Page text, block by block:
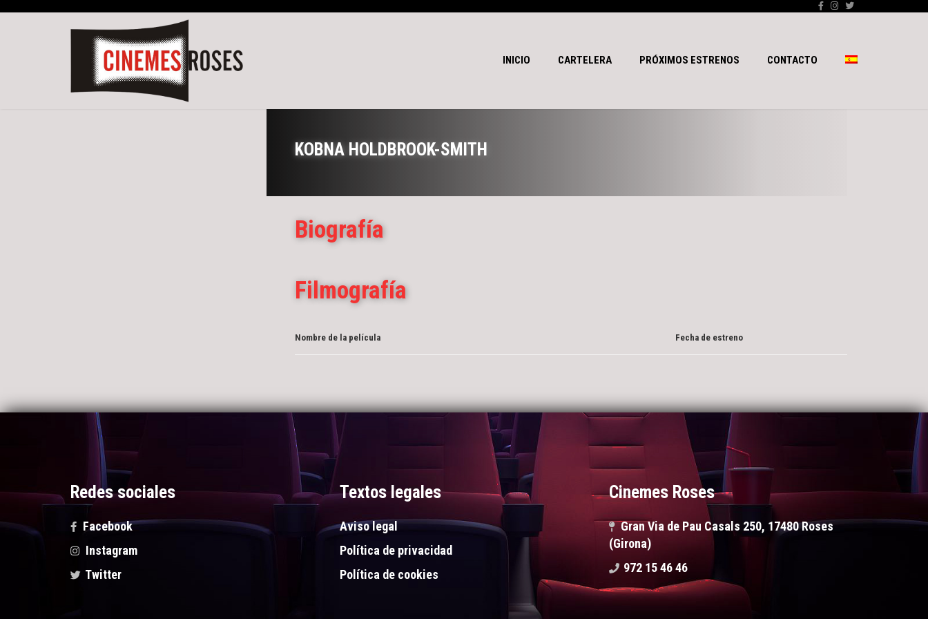
INICIO CARTELERA PRÓXIMOS ESTRENOS CONTACTO
KOBNA HOLDBROOK-SMITH
Biografía
Filmografía
Nombre de la película Fecha de estreno
Redes sociales
Facebook
Instagram
Twitter
Textos legales
Aviso legal
Política de privacidad
Política de cookies
Cinemes Roses
Gran Via de Pau Casals 250, 17480 Roses
(Girona)
972 15 46 46